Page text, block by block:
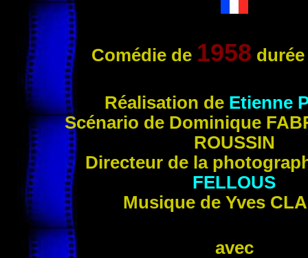
Comédie de 1958
Réalisation de Etienne
Scénario de Dominique
ROUSSIN
Directeur de la
FELLOUS
Musique de Yves
avec